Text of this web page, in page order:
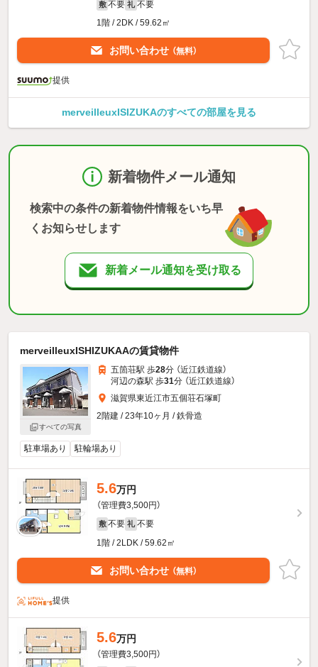
敷 不要 礼 不要
1階 / 2DK / 59.62㎡
お問い合わせ （無料）
提供
merveilleuxISIZUKAのすべての部屋を見る
新着物件メール通知
検索中の条件の新着物件情報をいち早
くお知らせします
新着メール通知を受け取る
merveilleuxISHIZUKAAの賃貸物件
すべての写真
五箇荘駅 歩28分 （近江鉄道線）
河辺の森駅 歩31分 （近江鉄道線）
滋賀県東近江市五個荘石塚町
2階建 / 23年10ヶ月 / 鉄骨造
駐車場あり 駐輪場あり
5.6万円
（管理費3,500円）
敷 不要 礼 不要
1階 / 2LDK / 59.62㎡
お問い合わせ （無料）
提供
5.6万円
（管理費3,500円）